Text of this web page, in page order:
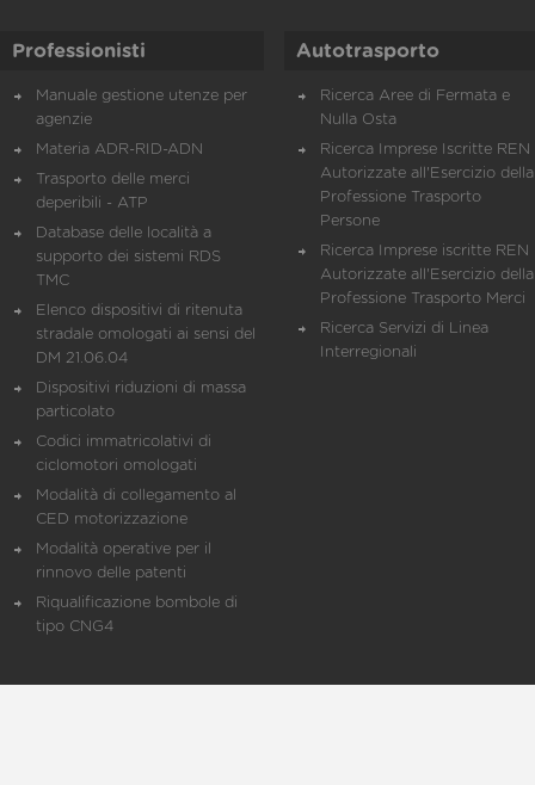
Professionisti
Manuale gestione utenze per
agenzie
Materia ADR-RID-ADN
Trasporto delle merci
deperibili - ATP
Database delle località a
supporto dei sistemi RDS
TMC
Elenco dispositivi di ritenuta
stradale omologati ai sensi del
DM 21.06.04
Dispositivi riduzioni di massa
particolato
Codici immatricolativi di
ciclomotori omologati
Modalità di collegamento al
CED motorizzazione
Modalità operative per il
rinnovo delle patenti
Riqualificazione bombole di
tipo CNG4
Autotrasporto
Ricerca Aree di Fermata e
Nulla Osta
Ricerca Imprese Iscritte REN
Autorizzate all'Esercizio della
Professione Trasporto
Persone
Ricerca Imprese iscritte REN
Autorizzate all'Esercizio della
Professione Trasporto Merci
Ricerca Servizi di Linea
Interregionali